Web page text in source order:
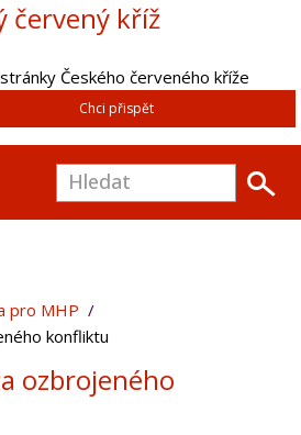
červený kříž
Českého červeného kříže
Chci přispět
pro MHP
konfliktu
ozbrojeného